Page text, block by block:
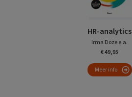
HR-analytics
Irma Doze e.a.
€ 49,95
Meer info